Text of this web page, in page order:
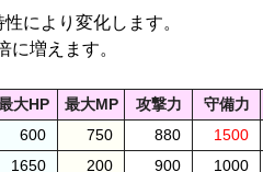
により変化します。
に増えます。
大HP 最大MP 攻撃力 守備力
600 750 880 1500
1650 200 900 1000